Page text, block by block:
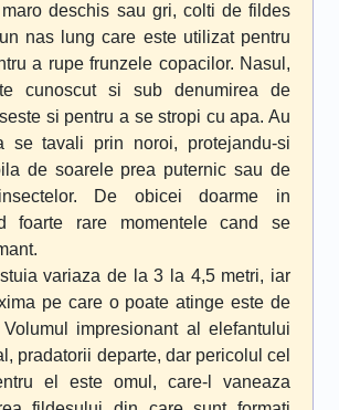
deschis sau gri, colti de fildes
nas lung care este utilizat pentru
a rupe frunzele copacilor. Nasul,
cunoscut si sub denumirea de
si pentru a se stropi cu apa. Au
se tavali prin noroi, protejandu-si
de soarele prea puternic sau de
De obicei doarme in
foarte rare momentele cand se
variaza de la 3 la 4,5 metri, iar
pe care o poate atinge este de
impresionant al elefantului
pradatorii departe, dar pericolul cel
el este omul, care-l vaneaza